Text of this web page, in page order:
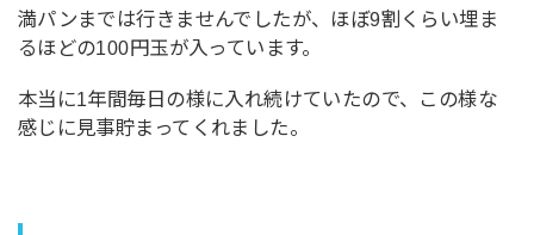
満パンまでは行きませんでしたが、ほぼ9割くらい埋ま
るほどの100円玉が入っています。
本当に1年間毎日の様に入れ続けていたので、この様な
感じに見事貯まってくれました。